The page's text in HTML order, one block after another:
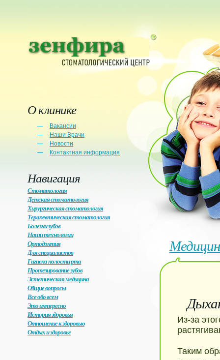
О клинике
Вакансии
Наши Врачи
Новости
Контактная информация
Навигация
Стоматология
Детская стоматология
Хирургическая стоматология
Терапевтическая стоматология
Болезни зубов
Наши технологии
Ортодонтия
Для специалистов
Гигиена полости рта
Протезирование зубов
Эстетическая медицина
Общие вопросы
Все обо всем
Это интересно
История здоровья
Отношение к здоровью
Отдых и здоровье
Из-за
Таким